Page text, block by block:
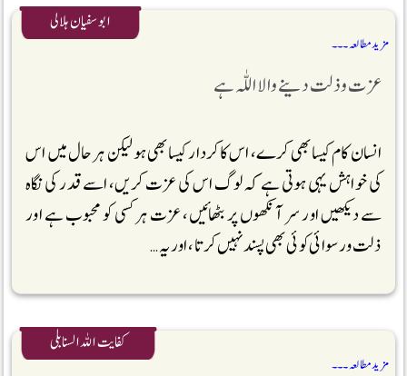
ابو سفیان ہلالی
عزت و ذلت دینے والا اللّٰہ ہے
انسان کام کیسا بھی کرے، اس کا کردار کیسا بھی ہو لیکن ہر حال میں اس
کی خواہش یہی ہوتی ہے کہ لوگ اس کی عزت کریں، اسے قدر کی نگاہ
سے دیکھیں اور سر آنکھوں پر بٹھائیں، عزت ہر کسی کو محبوب ہے اور
ذلت و رسوائی کوئی بھی پسند نہیں کرتا، اور یہ …
مزید مطالعہ ۔۔۔
کفایت اللہ السنابلی
مزید مطالعہ ۔۔۔